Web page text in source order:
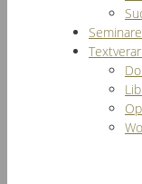
Seminare